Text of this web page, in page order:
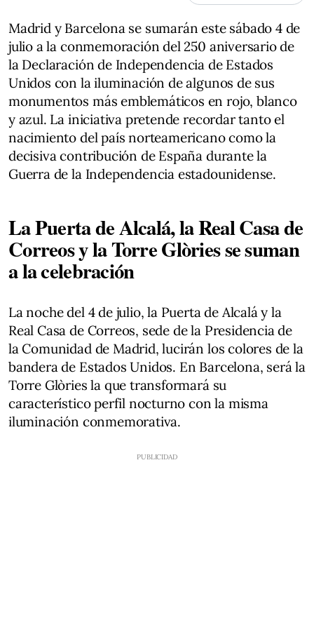
Madrid y Barcelona se sumarán este sábado 4 de
julio a la conmemoración del 250 aniversario de
la Declaración de Independencia de Estados
Unidos con la iluminación de algunos de sus
monumentos más emblemáticos en rojo, blanco
y azul. La iniciativa pretende recordar tanto el
nacimiento del país norteamericano como la
decisiva contribución de España durante la
Guerra de la Independencia estadounidense.
La Puerta de Alcalá, la Real Casa de
Correos y la Torre Glòries se suman
a la celebración
La noche del 4 de julio, la Puerta de Alcalá y la
Real Casa de Correos, sede de la Presidencia de
la Comunidad de Madrid, lucirán los colores de la
bandera de Estados Unidos. En Barcelona, será la
Torre Glòries la que transformará su
característico perfil nocturno con la misma
iluminación conmemorativa.